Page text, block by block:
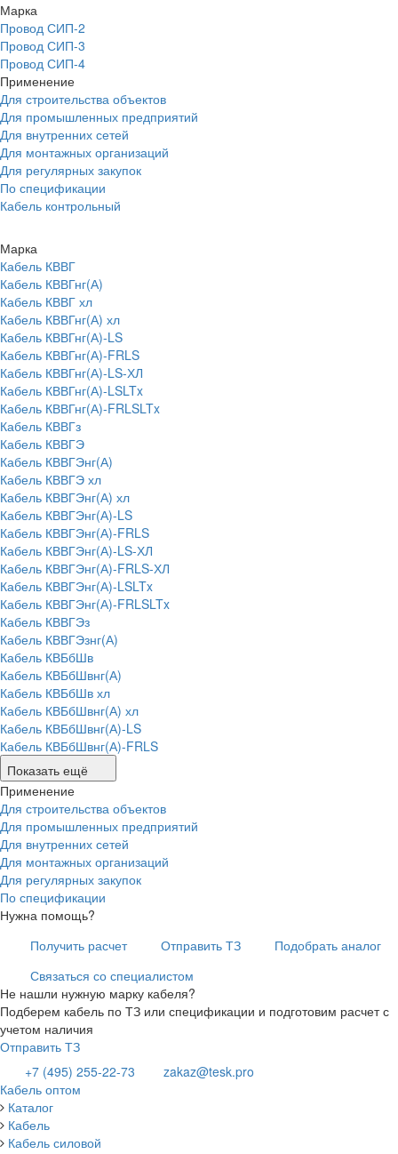
Марка
Провод СИП-2
Провод СИП-3
Провод СИП-4
Применение
Для строительства объектов
Для промышленных предприятий
Для внутренних сетей
Для монтажных организаций
Для регулярных закупок
По спецификации
Кабель контрольный
Марка
Кабель КВВГ
Кабель КВВГнг(А)
Кабель КВВГ хл
Кабель КВВГнг(А) хл
Кабель КВВГнг(А)-LS
Кабель КВВГнг(А)-FRLS
Кабель КВВГнг(А)-LS-ХЛ
Кабель КВВГнг(А)-LSLTx
Кабель КВВГнг(А)-FRLSLTx
Кабель КВВГз
Кабель КВВГЭ
Кабель КВВГЭнг(А)
Кабель КВВГЭ хл
Кабель КВВГЭнг(А) хл
Кабель КВВГЭнг(А)-LS
Кабель КВВГЭнг(А)-FRLS
Кабель КВВГЭнг(А)-LS-ХЛ
Кабель КВВГЭнг(А)-FRLS-ХЛ
Кабель КВВГЭнг(А)-LSLTx
Кабель КВВГЭнг(А)-FRLSLTx
Кабель КВВГЭз
Кабель КВВГЭзнг(А)
Кабель КВБбШв
Кабель КВБбШвнг(А)
Кабель КВБбШв хл
Кабель КВБбШвнг(А) хл
Кабель КВБбШвнг(А)-LS
Кабель КВБбШвнг(А)-FRLS
Показать ещё
Применение
Для строительства объектов
Для промышленных предприятий
Для внутренних сетей
Для монтажных организаций
Для регулярных закупок
По спецификации
Нужна помощь?
Получить расчет
Отправить ТЗ
Подобрать аналог
Связаться со специалистом
Не нашли нужную марку кабеля?
Подберем кабель по ТЗ или спецификации и подготовим расчет с
учетом наличия
Отправить ТЗ
+7 (495) 255-22-73
zakaz@tesk.pro
Кабель оптом
Каталог
Кабель
Кабель силовой